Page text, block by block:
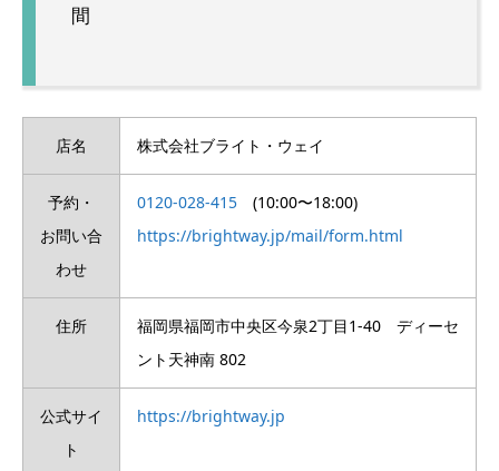
間
店名 株式会社ブライト・ウェイ
予約・
お問い合
わせ
0120-028-415 (10:00〜18:00)
https://brightway.jp/mail/form.html
住所
福岡県福岡市中央区今泉2丁目1-40 ディーセ
ント天神南 802
公式サイ
ト
https://brightway.jp